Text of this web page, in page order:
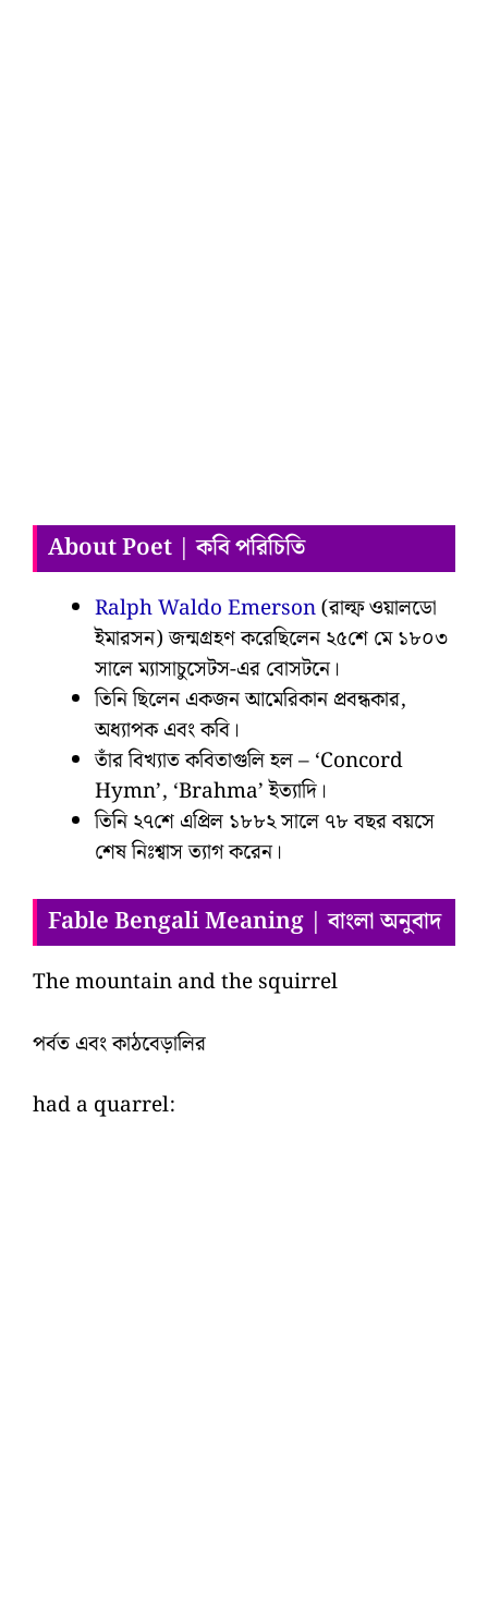
About Poet | কবি পরিচিতি
Ralph Waldo Emerson(রাল্ফ ওয়ালডো
ইমারসন) জন্মগ্রহণ করেছিলেন ২৫শে মে ১৮০৩
সালে ম্যাসাচুসেটস-এর বোসটনে।
তিনি ছিলেন একজন আমেরিকান প্রবন্ধকার,
অধ্যাপক এবং কবি।
তাঁর বিখ্যাত কবিতাগুলি হল – ‘Concord
Hymn’, ‘Brahma’ ইত্যাদি।
তিনি ২৭শে এপ্রিল ১৮৮২ সালে ৭৮ বছর বয়সে
শেষ নিঃশ্বাস ত্যাগ করেন।
Fable Bengali Meaning | বাংলা অনুবাদ
The mountain and the squirrel
পর্বত এবং কাঠবেড়ালির
had a quarrel: